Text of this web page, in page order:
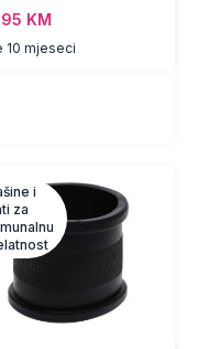
KM
10 mjeseci
i
za